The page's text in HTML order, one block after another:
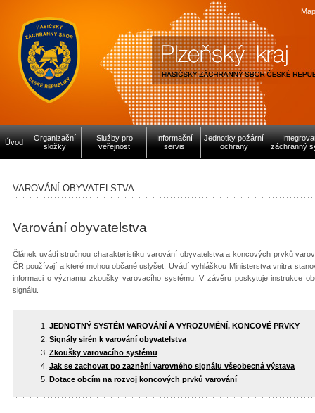
Úvod
Organizační
složky
Služby pro
veřejnost
Informační
servis
Jednotky požární
ochrany
záchranný
VAROVÁNÍ OBYVATELSTVA
Varování obyvatelstva
Článek uvádí stručnou charakteristiku varování obyvatelstva a koncových prvků
ČR používají a které mohou občané uslyšet. Uvádí vyhláškou Ministerstva vnitra
informaci o významu zkoušky varovacího systému. V závěru poskytuje instrukce
signálu.
JEDNOTNÝ SYSTÉM VAROVÁNÍ A VYROZUMĚNÍ, KONCOVÉ PRVKY
Signály sirén k varování obyvatelstva
Zkoušky varovacího systému
Jak se zachovat po zaznění varovného signálu všeobecná výstava
Dotace obcím na rozvoj koncových prvků varování